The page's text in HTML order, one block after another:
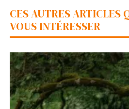
CES AUTRES ARTICLES
VOUS INTÉRESSER